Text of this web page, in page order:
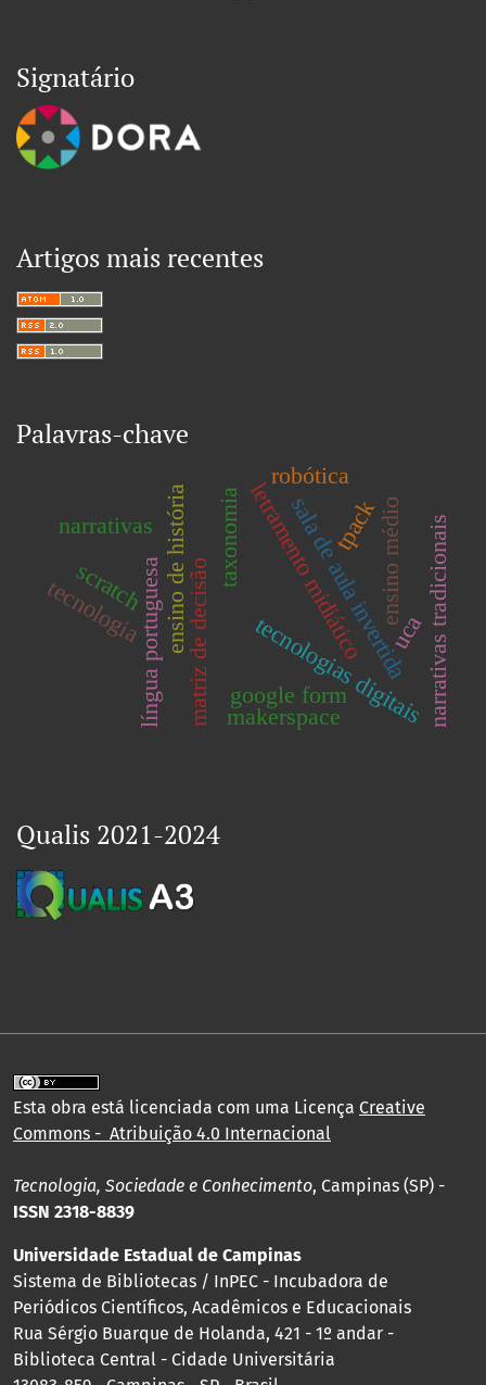
Signatário
Artigos mais recentes
Palavras-chave
taxonomia
matriz de decisão tecnologias digitais
ensino de história letramento midiático
língua portuguesa sala de aula invertida
google form
ensino médio
tpack
scratch
tecnologia
makerspace
narrativas
uca
robótica
narrativas tradicionais
Qualis 2021-2024
Esta obra está licenciada com uma Licença Creative
Commons - Atribuição 4.0 Internacional
Tecnologia, Sociedade e Conhecimento, Campinas (SP) -
ISSN 2318-8839
Universidade Estadual de Campinas
Sistema de Bibliotecas / InPEC - Incubadora de
Periódicos Científicos, Acadêmicos e Educacionais
Rua Sérgio Buarque de Holanda, 421 - 1º andar -
Biblioteca Central - Cidade Universitária